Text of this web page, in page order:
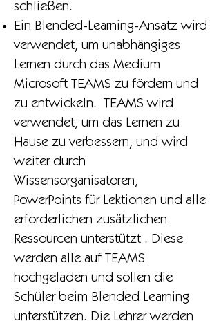
schließen.
Ein Blended-Learning-Ansatz wird
verwendet, um unabhängiges
Lernen durch das Medium
Microsoft TEAMS zu fördern und
zu entwickeln. TEAMS wird
verwendet, um das Lernen zu
Hause zu verbessern, und wird
weiter durch
Wissensorganisatoren,
PowerPoints für Lektionen und alle
erforderlichen zusätzlichen
Ressourcen unterstützt . Diese
werden alle auf TEAMS
hochgeladen und sollen die
Schüler beim Blended Learning
unterstützen. Die Lehrer werden